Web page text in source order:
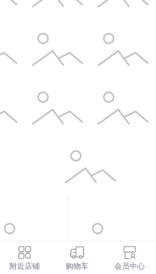
¥6.00 ¥3.50
附近店铺 购物车 会员中心